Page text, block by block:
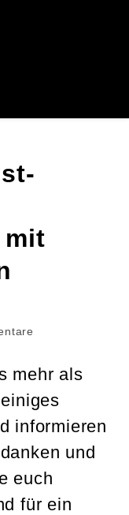
mehr als
informieren
und
euch
für ein